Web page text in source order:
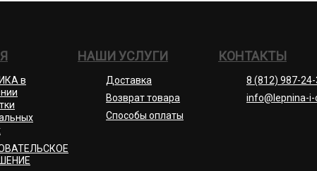
в
НАШИ УСЛУГИ
Доставка
Возврат товара
Способы оплаты
КОНТАКТЫ
8 (812) 987-24-
info@lepnina-i-